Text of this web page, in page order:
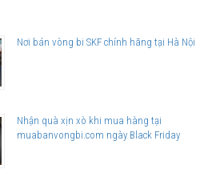
Nơi bán vòng bi SKF chính hãng tại Hà Nội
Nhận quà xịn xò khi mua hàng tại
muabanvongbi.com ngày Black Friday